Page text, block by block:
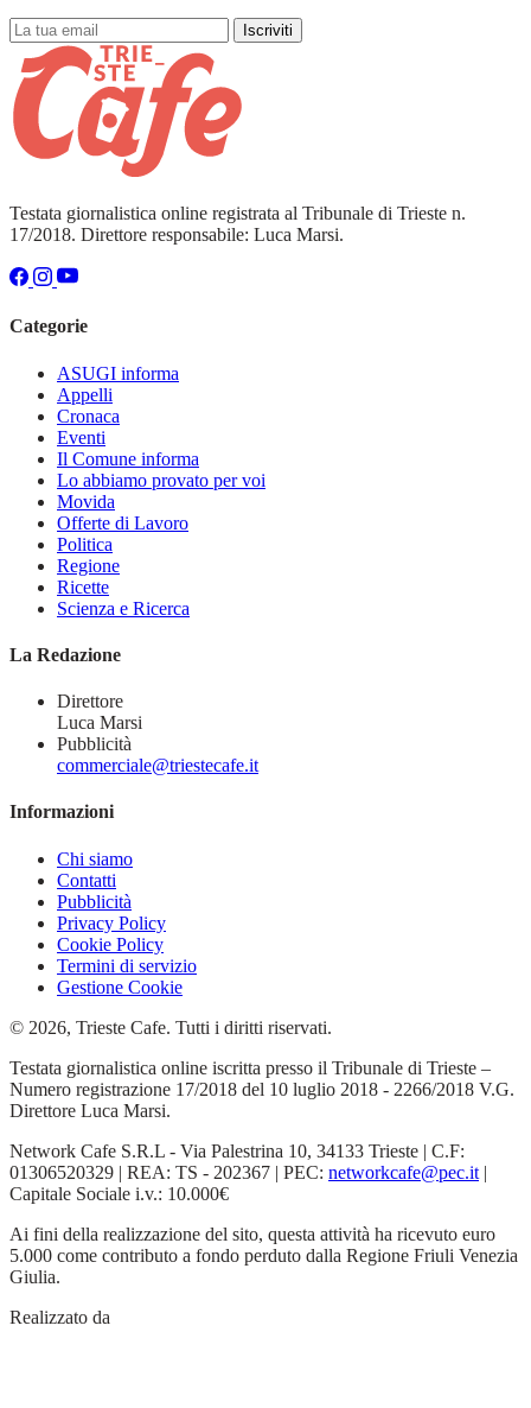
Iscriviti
Testata giornalistica online registrata al Tribunale di Trieste n.
17/2018. Direttore responsabile: Luca Marsi.
Categorie
ASUGI informa
Appelli
Cronaca
Eventi
Il Comune informa
Lo abbiamo provato per voi
Movida
Offerte di Lavoro
Politica
Regione
Ricette
Scienza e Ricerca
La Redazione
Direttore
Luca Marsi
Pubblicità
commerciale@triestecafe.it
Informazioni
Chi siamo
Contatti
Pubblicità
Privacy Policy
Cookie Policy
Termini di servizio
Gestione Cookie
© 2026, Trieste Cafe. Tutti i diritti riservati.
Testata giornalistica online iscritta presso il Tribunale di Trieste –
Numero registrazione 17/2018 del 10 luglio 2018 - 2266/2018 V.G.
Direttore Luca Marsi.
Network Cafe S.R.L - Via Palestrina 10, 34133 Trieste | C.F:
01306520329 | REA: TS - 202367 | PEC: networkcafe@pec.it |
Capitale Sociale i.v.: 10.000€
Ai fini della realizzazione del sito, questa attività ha ricevuto euro
5.000 come contributo a fondo perduto dalla Regione Friuli Venezia
Giulia.
Realizzato da